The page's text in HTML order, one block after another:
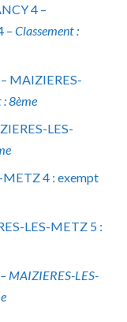
4 –
– Classement :
MAIZIERES-
: 8ème
LES-
4 : exempt
LES-METZ 5 :
MAIZIERES-LES-